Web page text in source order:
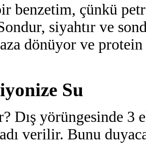
benzetim, çünkü
siyahtır ve
dönüyor ve
Su
Dış yörüngesinde 3
verilir. Bunu